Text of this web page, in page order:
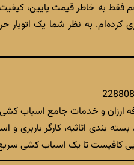
به خاطر قیمت پایین،
کرده‌ام. به نظر شما یک
و خدمات جامع اسباب کشی و
بندی اثاثیه، کارگر باربری
تا یک اسباب کشی سریع